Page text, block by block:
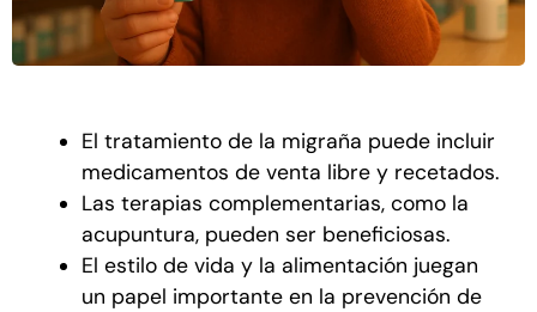
El tratamiento de la migraña puede incluir
medicamentos de venta libre y recetados.
Las terapias complementarias, como la
acupuntura, pueden ser beneficiosas.
El estilo de vida y la alimentación juegan
un papel importante en la prevención de